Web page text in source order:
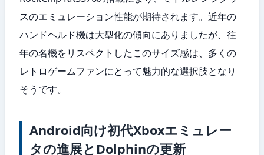
スのエミュレーション性能が期待されます。近年の
ハンドヘルド機は大型化の傾向にありましたが、往
年の名機をリスペクトしたこのサイズ感は、多くの
レトロゲームファンにとって魅力的な選択肢となり
そうです。
Android向け初代Xboxエミュレー
タの進展とDolphinの更新